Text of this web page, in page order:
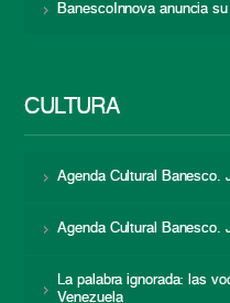
BanescoInnova anuncia
CULTURA
Agenda Cultural Banesco.
Agenda Cultural Banesco.
La palabra ignorada: las
Venezuela